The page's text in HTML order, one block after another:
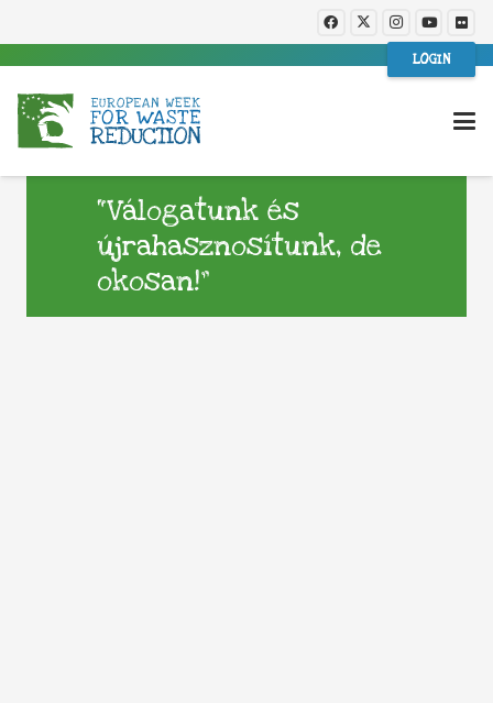
LOGIN
“Válogatunk és
újrahasznosítunk, de
okosan!”